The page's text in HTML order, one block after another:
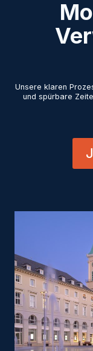
Unsere klaren
und spürbare